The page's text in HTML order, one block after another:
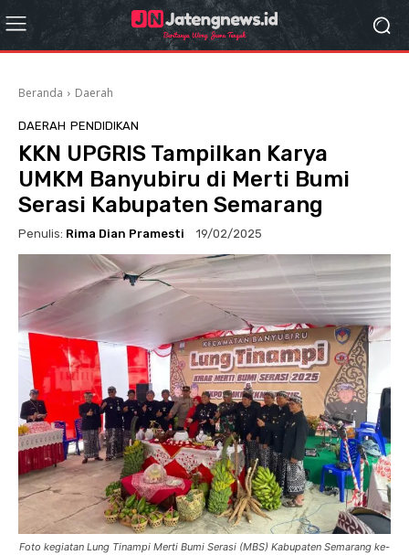
Beranda Daerah
DAERAH PENDIDIKAN
KKN UPGRIS Tampilkan Karya
UMKM Banyubiru di Merti Bumi
Serasi Kabupaten Semarang
Penulis: Rima Dian Pramesti 19/02/2025
Foto kegiatan Lung Tinampi Merti Bumi Serasi (MBS) Kabupaten Semarang ke-